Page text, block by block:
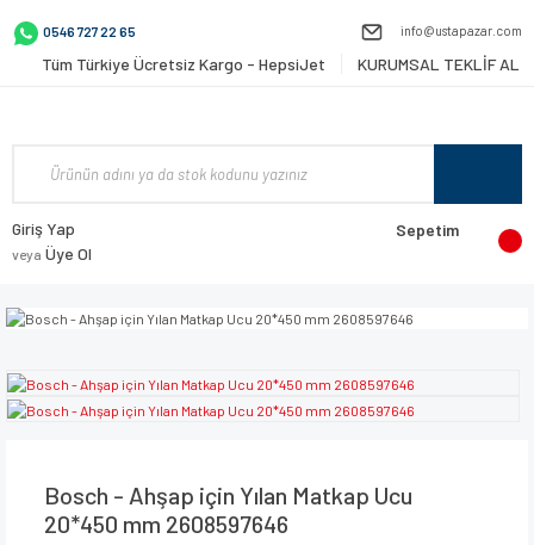
0546 727 22 65 info@ustapazar.com
Tüm Türkiye Ücretsiz Kargo - HepsiJet KURUMSAL TEKLİF AL
Giriş Yap
veya Üye Ol
Sepetim
Bosch - Ahşap için Yılan Matkap Ucu
20*450 mm 2608597646